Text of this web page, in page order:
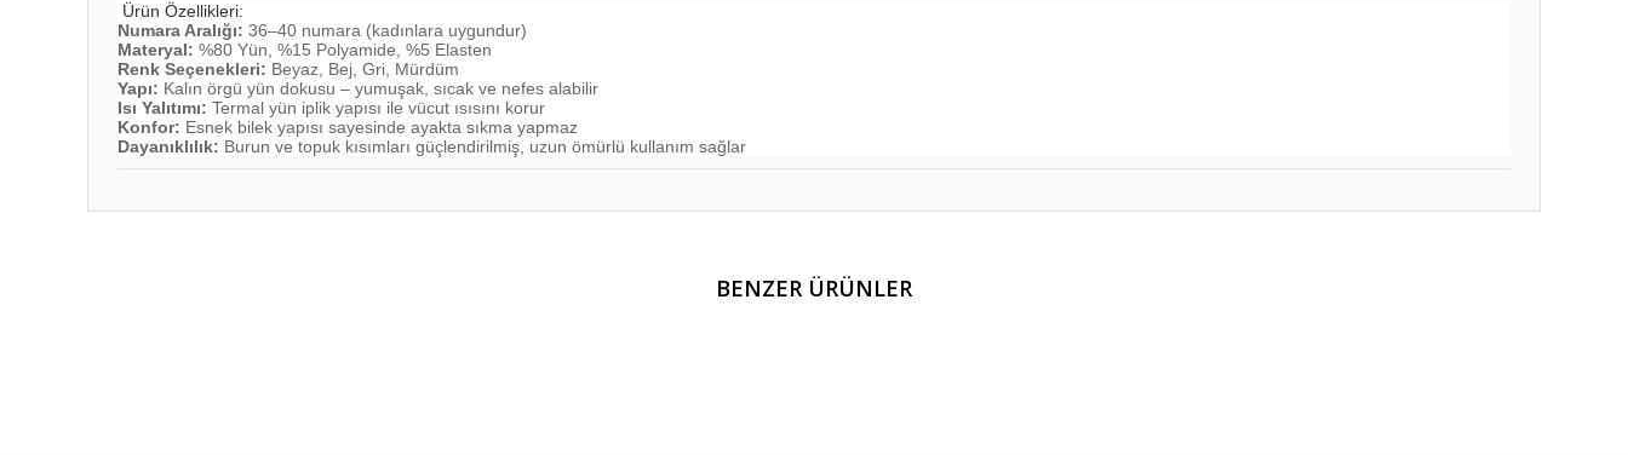
Ürün Özellikleri:
Numara Aralığı: 36–40 numara (kadınlara uygundur)
Materyal: %80 Yün, %15 Polyamide, %5 Elasten
Renk Seçenekleri: Beyaz, Bej, Gri, Mürdüm
Yapı: Kalın örgü yün dokusu – yumuşak, sıcak ve nefes alabilir
Isı Yalıtımı: Termal yün iplik yapısı ile vücut ısısını korur
Konfor: Esnek bilek yapısı sayesinde ayakta sıkma yapmaz
Dayanıklılık: Burun ve topuk kısımları güçlendirilmiş, uzun ömürlü kullanım sağlar
Bu ürüne ilk yorumu siz yapın!
BENZER ÜRÜNLER